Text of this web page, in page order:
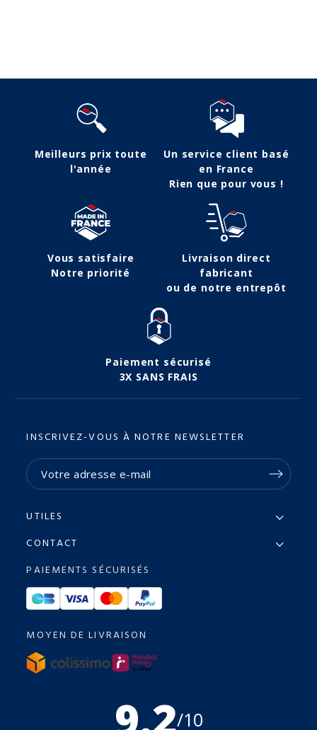
Meilleurs prix toute
l'année
Un service client basé
en France
Rien que pour vous !
Vous satisfaire
Notre priorité
Livraison direct
fabricant
ou de notre entrepôt
Paiement sécurisé
3X SANS FRAIS
INSCRIVEZ-VOUS À NOTRE NEWSLETTER
UTILES
CONTACT
PAIEMENTS SÉCURISÉS
MOYEN DE LIVRAISON
/10